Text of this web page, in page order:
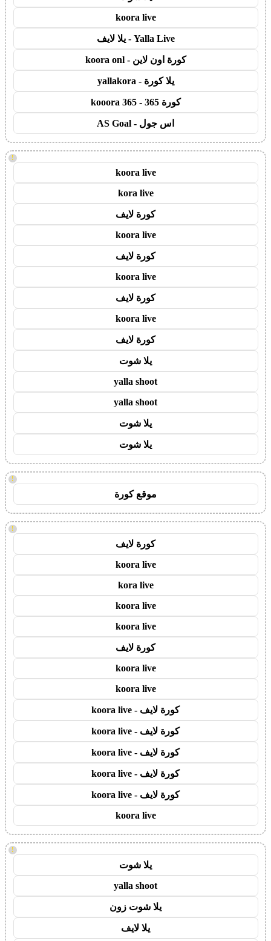
koora live
Yalla Live - يلا لايف
كورة اون لاين - koora onl
يلا كورة - yallakora
كورة 365 - kooora 365
اس جول - AS Goal
!
koora live
kora live
كورة لايف
koora live
كورة لايف
koora live
كورة لايف
koora live
كورة لايف
يلا شوت
yalla shoot
yalla shoot
يلا شوت
يلا شوت
!
موقع كورة
!
كورة لايف
koora live
kora live
koora live
koora live
كورة لايف
koora live
koora live
كورة لايف - koora live
كورة لايف - koora live
كورة لايف - koora live
كورة لايف - koora live
كورة لايف - koora live
koora live
!
يلا شوت
yalla shoot
يلا شوت زون
يلا لايف